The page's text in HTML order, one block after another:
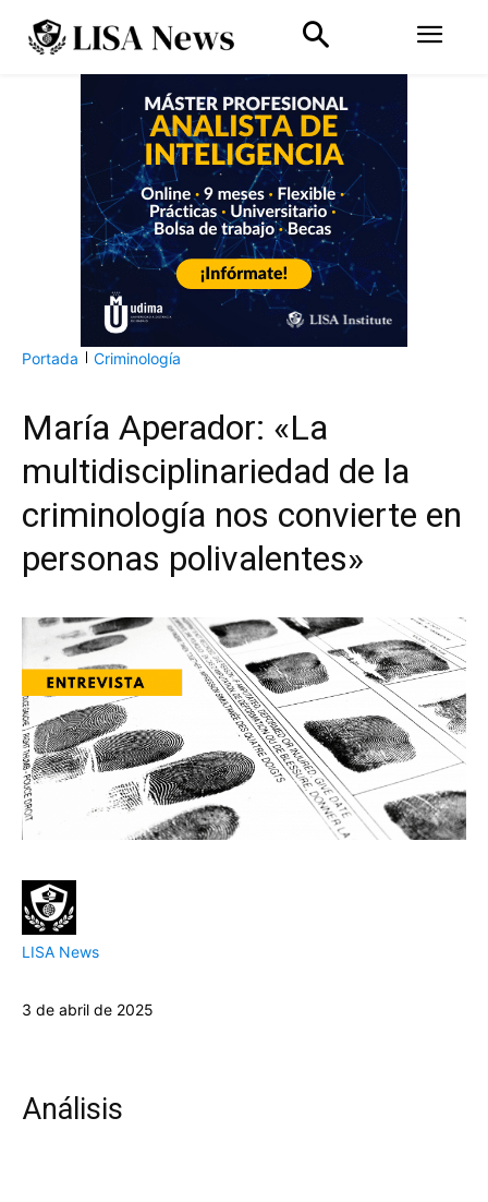
Portada Criminología
María Aperador: «La
multidisciplinariedad de la
criminología nos convierte en
personas polivalentes»
LISA News
3 de abril de 2025
Análisis